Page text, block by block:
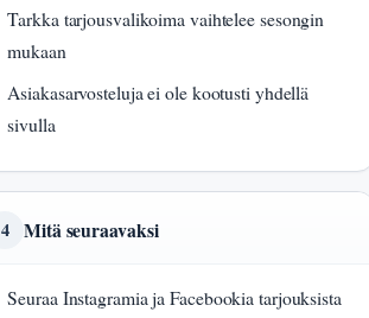
Tarkka tarjousvalikoima vaihtelee sesongin
mukaan
Asiakasarvosteluja ei ole kootusti yhdellä
sivulla
4 Mitä seuraavaksi
Seuraa Instagramia ja Facebookia tarjouksista